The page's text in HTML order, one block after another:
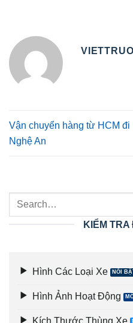
Vận chuyển hàng từ HCM đi
Nghệ An
KIỂM
Hình Các Loại Xe
Hình Ảnh Hoạt Động
Kích Thước Thùng Xe